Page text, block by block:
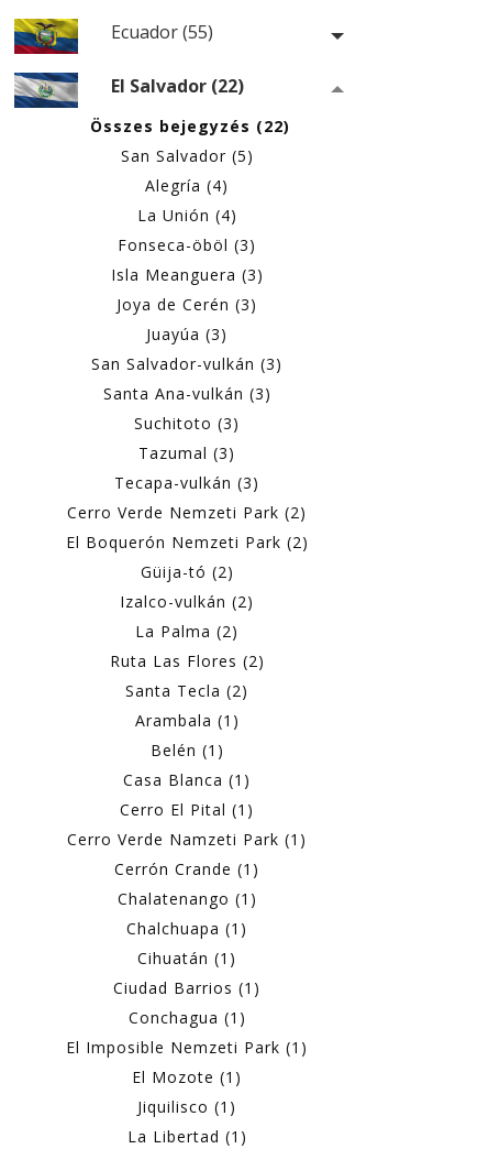
Ecuador (55)
El Salvador (22)
Összes bejegyzés (22)
San Salvador (5)
Alegría (4)
La Unión (4)
Fonseca-öböl (3)
Isla Meanguera (3)
Joya de Cerén (3)
Juayúa (3)
San Salvador-vulkán (3)
Santa Ana-vulkán (3)
Suchitoto (3)
Tazumal (3)
Tecapa-vulkán (3)
Cerro Verde Nemzeti Park (2)
El Boquerón Nemzeti Park (2)
Güija-tó (2)
Izalco-vulkán (2)
La Palma (2)
Ruta Las Flores (2)
Santa Tecla (2)
Arambala (1)
Belén (1)
Casa Blanca (1)
Cerro El Pital (1)
Cerro Verde Namzeti Park (1)
Cerrón Crande (1)
Chalatenango (1)
Chalchuapa (1)
Cihuatán (1)
Ciudad Barrios (1)
Conchagua (1)
El Imposible Nemzeti Park (1)
El Mozote (1)
Jiquilisco (1)
La Libertad (1)